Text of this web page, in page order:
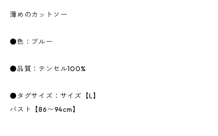
薄めのカットソー
●色：ブルー
●品質：テンセル100%
●タグサイズ：サイズ【L】
バスト【86〜94cm】